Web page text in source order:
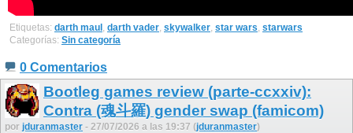
Etiquetas: darth maul darth vader skywalker star wars starwars
Categorías: Sin categoría
0 Comentarios
Bootleg games review (parte-ccxxiv):
Contra (魂斗羅) gender swap (famicom)
por jduranmaster - 27/07/2026 a las 19:37 (jduranmaster)